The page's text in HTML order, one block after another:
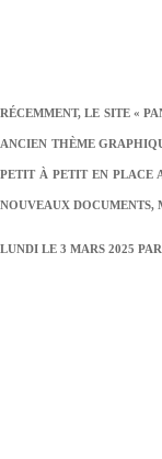
RÉCEMMENT, LE SITE «
ANCIEN THÈME
PETIT À PETIT EN PLACE
NOUVEAUX DOCUMENTS,
LUNDI LE 3 MARS 2025 PAR